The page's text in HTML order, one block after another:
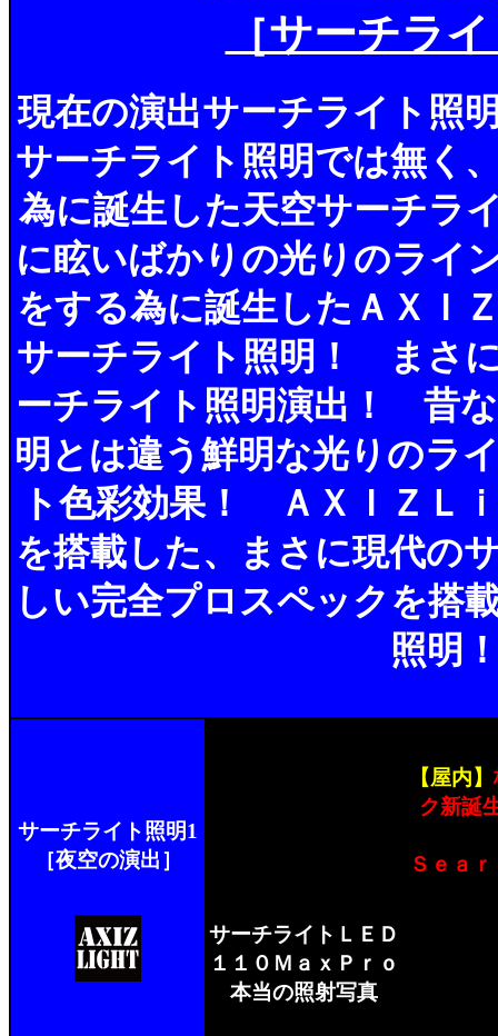
［サーチラ
現在の演出サーチライト照
サーチライト照明では無く
為に誕生した天空サーチラ
に眩いばかりの光りのライ
をする為に誕生したＡＸＩ
サーチライト照明！ まさ
ーチライト照明演出！ 昔
明とは違う鮮明な光りのラ
ト色彩効果！ ＡＸＩＺＬ
を搭載した、まさに現代の
しい完全プロスペックを搭
照明
サーチライト照明1
［夜空の演出］
サーチライトＬＥＤ
１１０ＭａｘＰｒｏ
本当の照射写真
【屋内】
ク新誕
Ｓｅａ